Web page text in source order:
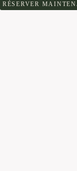
RÉSERVER